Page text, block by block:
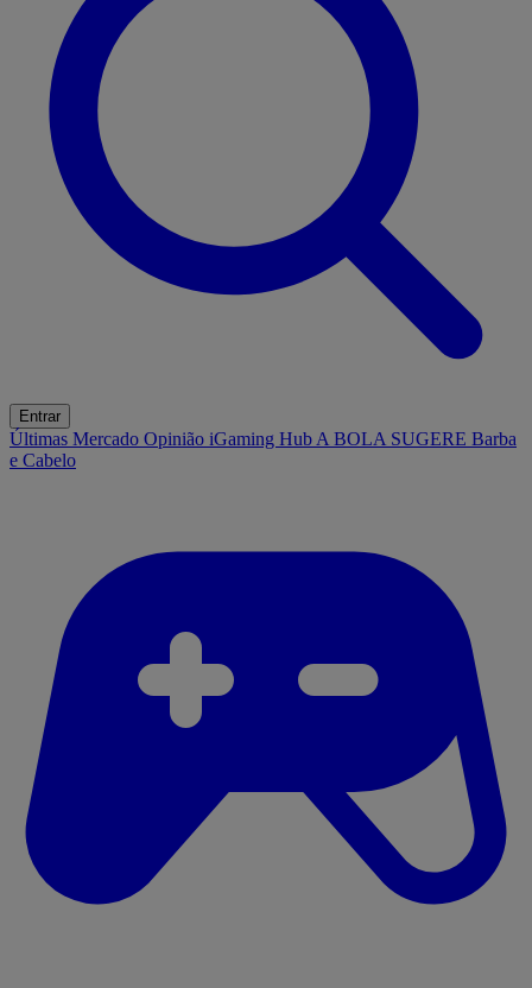
Entrar
Últimas Mercado Opinião iGaming Hub A BOLA SUGERE Barba
e Cabelo